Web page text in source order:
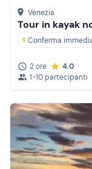
Venezia
Tour in kayak
Conferma
2 ore
4.0
1-10 partecipanti